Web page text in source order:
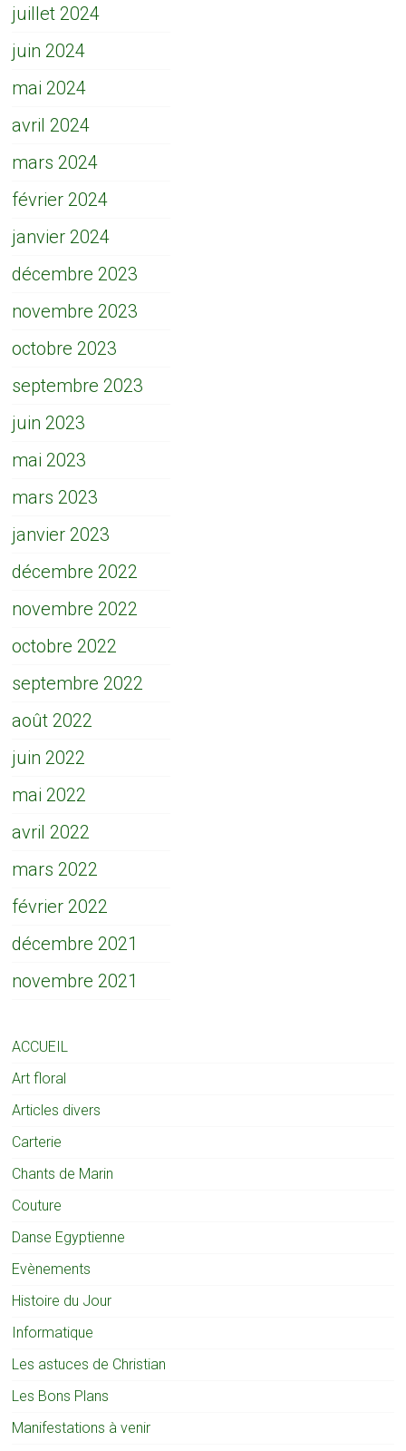
juillet 2024
juin 2024
mai 2024
avril 2024
mars 2024
février 2024
janvier 2024
décembre 2023
novembre 2023
octobre 2023
septembre 2023
juin 2023
mai 2023
mars 2023
janvier 2023
décembre 2022
novembre 2022
octobre 2022
septembre 2022
août 2022
juin 2022
mai 2022
avril 2022
mars 2022
février 2022
décembre 2021
novembre 2021
ACCUEIL
Art floral
Articles divers
Carterie
Chants de Marin
Couture
Danse Egyptienne
Evènements
Histoire du Jour
Informatique
Les astuces de Christian
Les Bons Plans
Manifestations à venir